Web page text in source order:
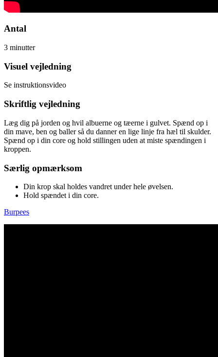
Antal
3 minutter
Visuel vejledning
Se instruktionsvideo
Skriftlig vejledning
Læg dig på jorden og hvil albuerne og tæerne i gulvet. Spænd op i
din mave, ben og baller så du danner en lige linje fra hæl til skulder.
Spænd op i din core og hold stillingen uden at miste spændingen i
kroppen.
Særlig opmærksom
Din krop skal holdes vandret under hele øvelsen.
Hold spændet i din core.
Burpees